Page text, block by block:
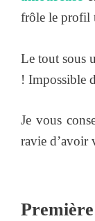
frôle le profil
Le tout sous
! Impossible
Je vous
ravie d’avoir